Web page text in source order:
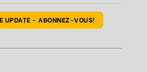
UPDATE - ABONNEZ-VOUS!